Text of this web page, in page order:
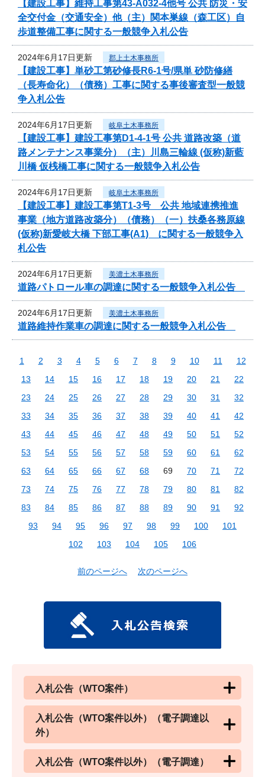
【建設工事】維持工事第43-A032-4他号 公共 防災・安
全交付金（交通安全）他（主）関本巣線（森工区）自
歩道整備工事に関する一般競争入札公告
2024年6月17日更新 郡上土木事務所
【建設工事】単砂工第砂修長R6-1号/県単 砂防修繕
（長寿命化）（債務）工事に関する事後審査型一般競
争入札公告
2024年6月17日更新 岐阜土木事務所
【建設工事】建設工事第D1-4-1号 公共 道路改築（道
路メンテナンス事業分）（主）川島三輪線 (仮称)新藍
川橋 仮桟橋工事に関する一般競争入札公告
2024年6月17日更新 岐阜土木事務所
【建設工事】建設工事第T1-3号 公共 地域連携推進
事業（地方道路改築分）（債務）（一）扶桑各務原線
(仮称)新愛岐大橋 下部工事(A1) に関する一般競争入
札公告
2024年6月17日更新 美濃土木事務所
道路パトロール車の調達に関する一般競争入札公告
2024年6月17日更新 美濃土木事務所
道路維持作業車の調達に関する一般競争入札公告
1 2 3 4 5 6 7 8 9 10 11
12
13
14 15 16 17 18 19 20 21
22
23
24 25 26 27 28 29 30 31
32
33
34 35 36 37 38 39 40 41
42
43
44 45 46 47 48 49 50 51
52
53
54 55 56 57 58 59 60 61
62
63
64 65 66 67 68 69 70 71
72
73
74 75 76 77 78 79 80 81
82
83
84 85 86 87 88 89 90 91
92
93
94 95 96 97 98 99 100
101
102
103 104 105 106
前のページへ 次のページへ
入札公告（WTO案件）
入札公告（WTO案件以外）（電子調達以
外）
入札公告（WTO案件以外）（電子調達）